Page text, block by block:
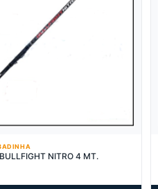
NITRO 4 MT.